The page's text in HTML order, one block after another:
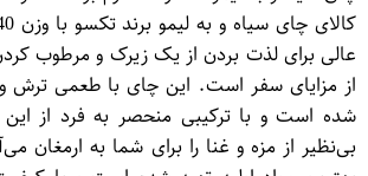
عالی برای لذت بردن از یک زیرک و مرطوب
از مزایای سفر است. این چای با طعمی ترش و
شده است و با ترکیبی منحصر به فرد از
بی‌نظیر از مزه و غنا را برای شما به ارمغان